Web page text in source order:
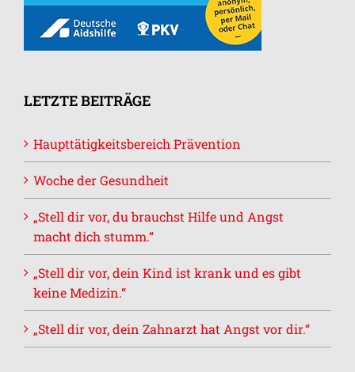
LETZTE BEITRÄGE
Haupttätigkeitsbereich Prävention
Woche der Gesundheit
„Stell dir vor, du brauchst Hilfe und Angst
macht dich stumm.“
„Stell dir vor, dein Kind ist krank und es gibt
keine Medizin.“
„Stell dir vor, dein Zahnarzt hat Angst vor dir.“